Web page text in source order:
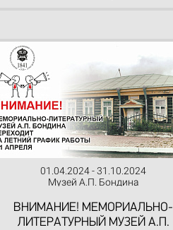
01.04.2024 - 31.10.2024
Музей А.П. Бондина
ВНИМАНИЕ! МЕМОРИАЛЬНО-
ЛИТЕРАТУРНЫЙ МУЗЕЙ А.П.